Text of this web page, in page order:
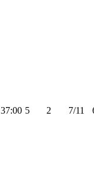
37:00 5 2 7/11